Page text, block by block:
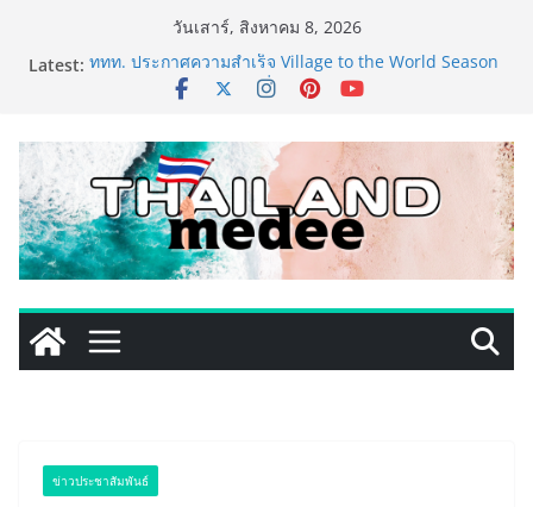
วันเสาร์, สิงหาคม 8, 2026
Latest: ททท. ประกาศความสำเร็จ Village to the World Season
5 ผนึก 9 พันธมิตร ขับเคลื่อน ESG Tourism สืบสานพระ
เหิงลี่ แมนูแฟคเจอริ่ง เทคโนโลยี (ไทยแลนด์) เปิดโรงงาน
แห่งใหม่ในชลบุรี เดินหน้าขยายฐานการผลิตสู่เอเชียตะวัน
ออกเฉียงใต้ เสริมแกร่งยุทธศาสตร์ระดับโลก
TECNO ประกาศทรานส์ฟอร์มจากเกมมิ่งโฟน สู่ไลฟ์สไตล์
แฟชั่นไอเท็ม เสิร์ฟใหญ่ปักหมุดแลนมาร์คใหม่กลางสถานี
MRT วาง POVA 8 Series จุดเริ่มต้นครั้งสำคัญ
PIPPER STANDARD® เปิดตัวแชมพูอาบน้ำ และ โฟมอาบ
แห้งสัตว์เลี้ยง ชูนวัตกรรมพลังธรรมชาติ “Zero-Residue”
เลียขนได้ ปลอดภัย ไร้สารตกค้าง
เริ่มแล้ว! อ.ต.ก.แฟร์ 4 ภาค @ภาคกลาง “มนต์เสน่ห์เกษตร
ไทย สู่ใจกลางมหานคร” ชวนชิม ช้อป สินค้าเกษตร
ข่าวประชาสัมพันธ์